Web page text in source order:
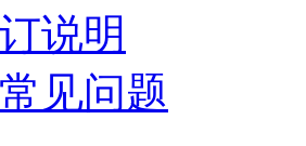
说明
见问题